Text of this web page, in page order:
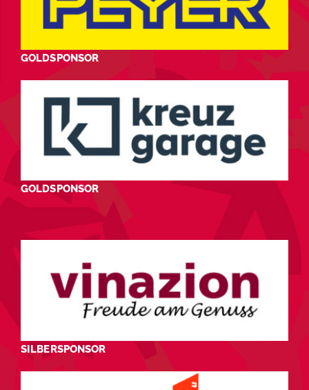
GOLDSPONSOR
GOLDSPONSOR
SILBERSPONSOR